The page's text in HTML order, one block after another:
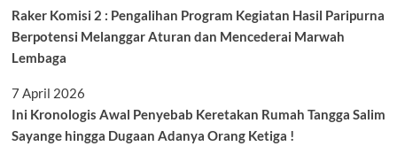
Raker Komisi 2 : Pengalihan Program Kegiatan Hasil Paripurna
Berpotensi Melanggar Aturan dan Mencederai Marwah
Lembaga
7 April 2026
Ini Kronologis Awal Penyebab Keretakan Rumah Tangga Salim
Sayange hingga Dugaan Adanya Orang Ketiga !